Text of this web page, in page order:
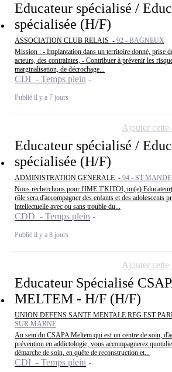
Educateur spécialisé /
spécialisée (H/F)
ASSOCIATION CLUB RELAIS - 92 - BAGNEUX
Mission : - Implantation dans un territoire donné, prise
acteurs, des contraintes, - Contribuer à prévenir les
marginalisation, de décrochage...
CDI - Temps plein
Publié il y a 7 jours
Educateur spécialisé /
spécialisée (H/F)
ADMINISTRATION GENERALE - 94 - ST MANDE
Nous recherchons pour l'IME T'KITOI, un(e)
rôle sera d'accompagner des enfants et des adolescents
intellectuelle avec ou sans trouble du...
CDD - Temps plein
Publié il y a 8 jours
Ajouter cette
Educateur Spécialisé
MELTEM - H/F (H/F)
UNION DEFENS SANTE MENTALE REG EST
SUR MARNE
Au sein du CSAPA Meltem qui est un centre de soin,
prévention en addictologie, vous accompagnerez
démarche de soin, en quête de reconstruction et...
CDI - Temps plein
Ajouter cette